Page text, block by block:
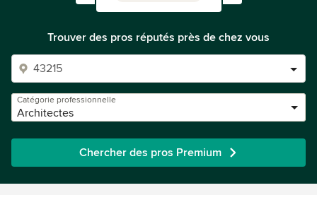
Trouver des pros réputés près de chez vous
Catégorie professionnelle
Architectes
Chercher des pros Premium